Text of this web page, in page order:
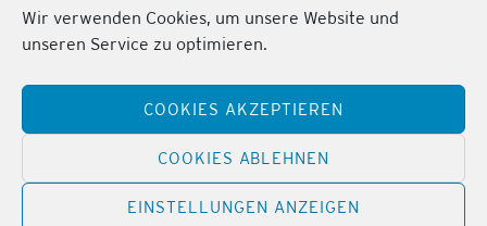
Wir verwenden Cookies, um unsere Website und
unseren Service zu optimieren.
COOKIES AKZEPTIEREN
COOKIES ABLEHNEN
EINSTELLUNGEN ANZEIGEN
Datenschutz
Impressum
Telefon: +43 (0)2286/2202
Mobil: +43 (0)676/81213100
Fax: +43 (0)2286/2202/22
https://lako.at/lako-service/personalvertretung/